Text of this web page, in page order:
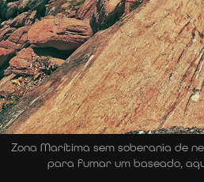
Zona Marítima sem soberania de
para fumar um baseado,